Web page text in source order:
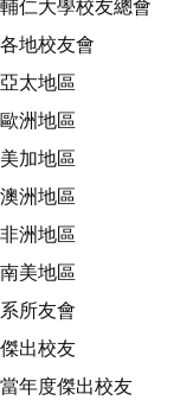
輔仁大學校友總會
各地校友會
亞太地區
歐洲地區
美加地區
澳洲地區
非洲地區
南美地區
系所友會
傑出校友
當年度傑出校友